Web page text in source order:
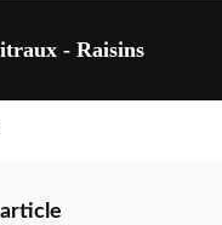
- Raisins